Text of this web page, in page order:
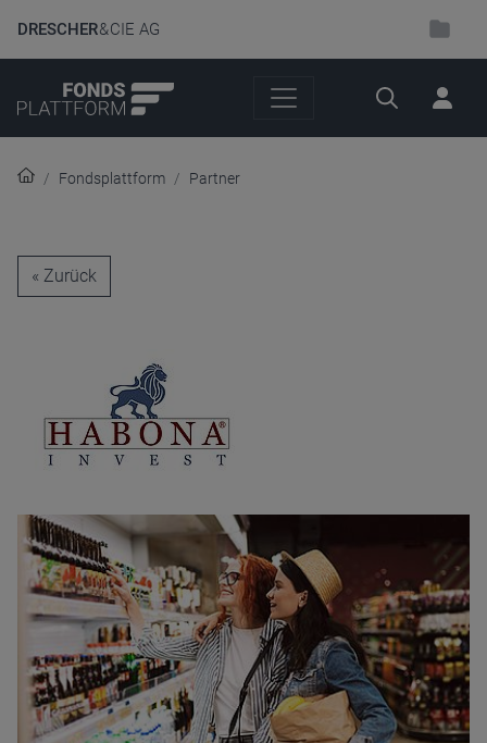
DRESCHER& CIE AG
Suche
Fondsplattform Partner
« Zurück